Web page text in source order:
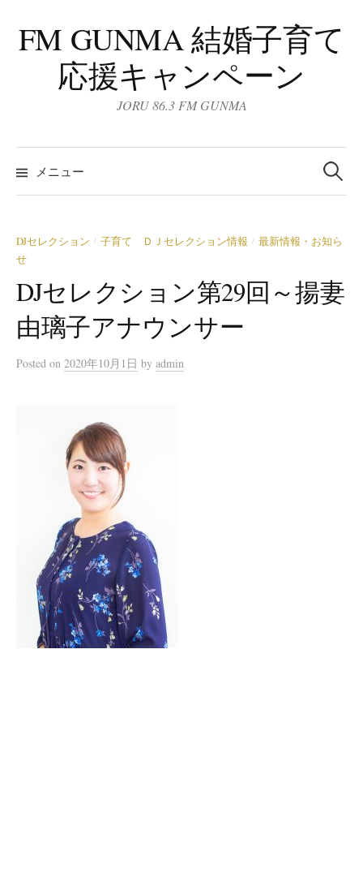
ン
テ
FM GUNMA 結婚子育て
応援キャンペーン
JORU 86.3 FM GUNMA
メニュー
検
索:
DJセレクション / 子育て ＤＪセレクション情報 / 最新情報・お知ら
せ
DJセレクション第29回～揚妻
由璃子アナウンサー
Posted on 2020年10月1日 by admin